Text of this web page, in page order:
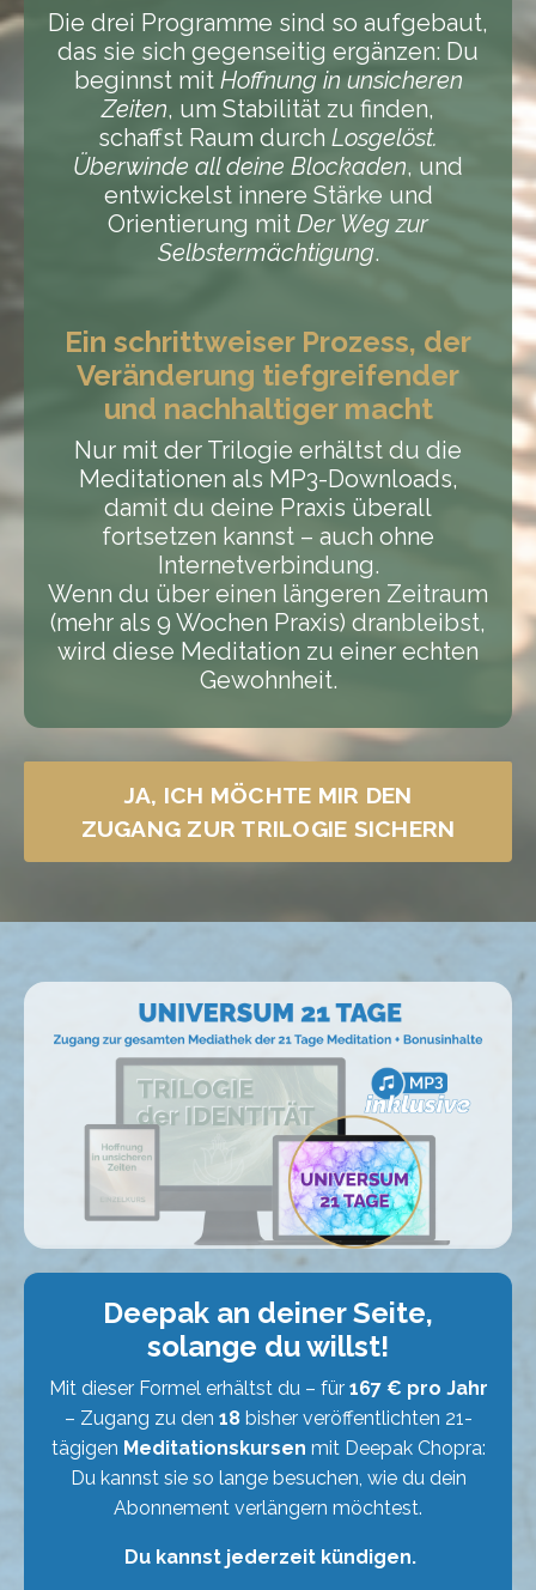
Die drei Programme sind so aufgebaut,
das sie sich gegenseitig ergänzen: Du
beginnst mit Hoffnung in unsicheren
Zeiten, um Stabilität zu finden,
schaffst Raum durch Losgelöst.
Überwinde all deine Blockaden, und
entwickelst innere Stärke und
Orientierung mit Der Weg zur
Selbstermächtigung.
Ein schrittweiser Prozess, der
Veränderung tiefgreifender
und nachhaltiger macht
Nur mit der Trilogie erhältst du die
Meditationen als MP3-Downloads,
damit du deine Praxis überall
fortsetzen kannst – auch ohne
Internetverbindung.
Wenn du über einen längeren Zeitraum
(mehr als 9 Wochen Praxis) dranbleibst,
wird diese Meditation zu einer echten
Gewohnheit.
JA, ICH MÖCHTE MIR DEN
ZUGANG ZUR TRILOGIE SICHERN
Deepak an deiner Seite,
solange du willst!
Mit dieser Formel erhältst du – für 167 € pro Jahr
– Zugang zu den 18bisher veröffentlichten 21-
tägigen Meditationskursen mit Deepak Chopra:
Du kannst sie so lange besuchen, wie du dein
Abonnement verlängern möchtest.
Du kannst jederzeit kündigen.